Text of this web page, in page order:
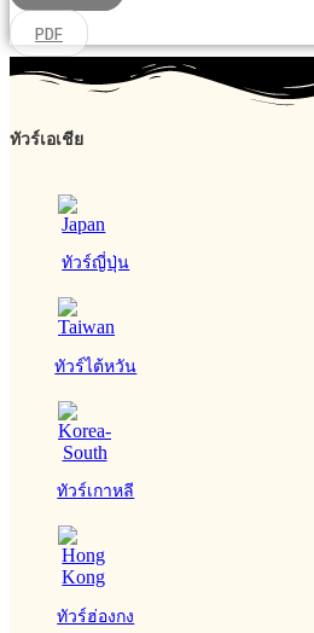
PDF
ทัวร์เอเชีย
ทัวร์ญี่ปุ่น
ทัวร์ไต้หวัน
ทัวร์เกาหลี
ทัวร์ฮ่องกง